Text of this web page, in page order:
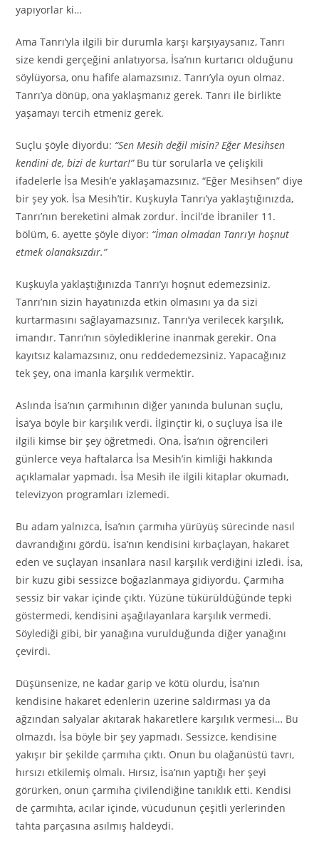
yapıyorlar ki…
Ama Tanrı’yla ilgili bir durumla karşı karşıyaysanız, Tanrı
size kendi gerçeğini anlatıyorsa, İsa’nın kurtarıcı olduğunu
söylüyorsa, onu hafife alamazsınız. Tanrı’yla oyun olmaz.
Tanrı’ya dönüp, ona yaklaşmanız gerek. Tanrı ile birlikte
yaşamayı tercih etmeniz gerek.
Suçlu şöyle diyordu: “Sen Mesih değil misin? Eğer Mesihsen
kendini de, bizi de kurtar!”Bu tür sorularla ve çelişkili
ifadelerle İsa Mesih’e yaklaşamazsınız. “Eğer Mesihsen” diye
bir şey yok. İsa Mesih’tir. Kuşkuyla Tanrı’ya yaklaştığınızda,
Tanrı’nın bereketini almak zordur. İncil’de İbraniler 11.
bölüm, 6. ayette şöyle diyor: “İman olmadan Tanrı’yı hoşnut
etmek olanaksızdır.”
Kuşkuyla yaklaştığınızda Tanrı’yı hoşnut edemezsiniz.
Tanrı’nın sizin hayatınızda etkin olmasını ya da sizi
kurtarmasını sağlayamazsınız. Tanrı’ya verilecek karşılık,
imandır. Tanrı’nın söylediklerine inanmak gerekir. Ona
kayıtsız kalamazsınız, onu reddedemezsiniz. Yapacağınız
tek şey, ona imanla karşılık vermektir.
Aslında İsa’nın çarmıhının diğer yanında bulunan suçlu,
İsa’ya böyle bir karşılık verdi. İlginçtir ki, o suçluya İsa ile
ilgili kimse bir şey öğretmedi. Ona, İsa’nın öğrencileri
günlerce veya haftalarca İsa Mesih’in kimliği hakkında
açıklamalar yapmadı. İsa Mesih ile ilgili kitaplar okumadı,
televizyon programları izlemedi.
Bu adam yalnızca, İsa’nın çarmıha yürüyüş sürecinde nasıl
davrandığını gördü. İsa’nın kendisini kırbaçlayan, hakaret
eden ve suçlayan insanlara nasıl karşılık verdiğini izledi. İsa,
bir kuzu gibi sessizce boğazlanmaya gidiyordu. Çarmıha
sessiz bir vakar içinde çıktı. Yüzüne tükürüldüğünde tepki
göstermedi, kendisini aşağılayanlara karşılık vermedi.
Söylediği gibi, bir yanağına vurulduğunda diğer yanağını
çevirdi.
Düşünsenize, ne kadar garip ve kötü olurdu, İsa’nın
kendisine hakaret edenlerin üzerine saldırması ya da
ağzından salyalar akıtarak hakaretlere karşılık vermesi… Bu
olmazdı. İsa böyle bir şey yapmadı. Sessizce, kendisine
yakışır bir şekilde çarmıha çıktı. Onun bu olağanüstü tavrı,
hırsızı etkilemiş olmalı. Hırsız, İsa’nın yaptığı her şeyi
görürken, onun çarmıha çivilendiğine tanıklık etti. Kendisi
de çarmıhta, acılar içinde, vücudunun çeşitli yerlerinden
tahta parçasına asılmış haldeydi.